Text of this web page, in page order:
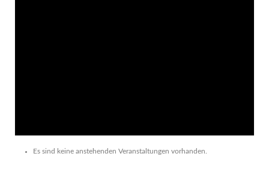
Es sind keine anstehenden Veranstaltungen vorhanden.